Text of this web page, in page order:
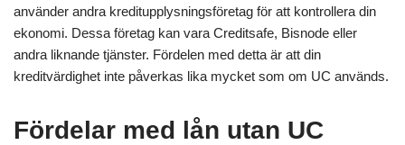
använder andra kreditupplysningsföretag för att kontrollera din
ekonomi. Dessa företag kan vara Creditsafe, Bisnode eller
andra liknande tjänster. Fördelen med detta är att din
kreditvärdighet inte påverkas lika mycket som om UC används.
Fördelar med lån utan UC